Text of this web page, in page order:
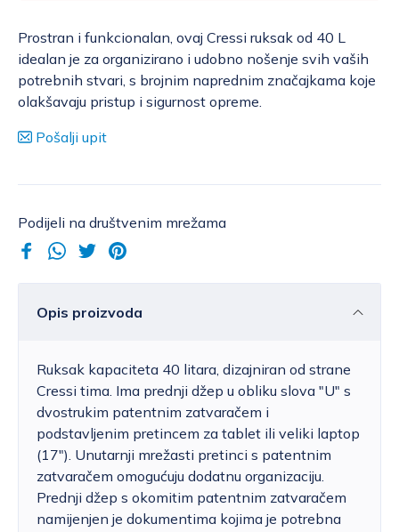
Prostran i funkcionalan, ovaj Cressi ruksak od 40 L
idealan je za organizirano i udobno nošenje svih vaših
potrebnih stvari, s brojnim naprednim značajkama koje
olakšavaju pristup i sigurnost opreme.
Pošalji upit
Podijeli na društvenim mrežama
Opis proizvoda
Ruksak kapaciteta 40 litara, dizajniran od strane
Cressi tima. Ima prednji džep u obliku slova "U" s
dvostrukim patentnim zatvaračem i
podstavljenim pretincem za tablet ili veliki laptop
(17"). Unutarnji mrežasti pretinci s patentnim
zatvaračem omogućuju dodatnu organizaciju.
Prednji džep s okomitim patentnim zatvaračem
namijenjen je dokumentima kojima je potrebna